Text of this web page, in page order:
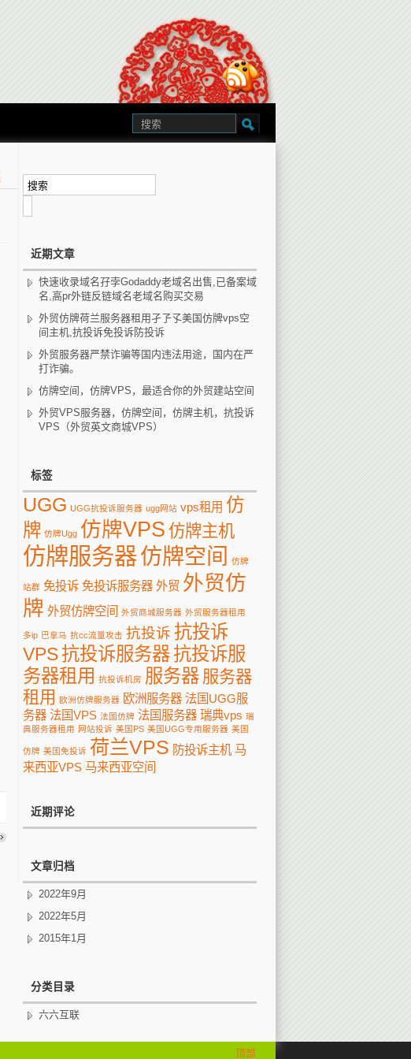
近期文章
快速收录域名孖孛Godaddy老域名出售,已备案域
名,高pr外链反链域名老域名购买交易
外贸仿牌荷兰服务器租用孑孒孓美国仿牌vps空
间主机,抗投诉免投诉防投诉
外贸服务器严禁诈骗等国内违法用途，国内在严
打诈骗。
仿牌空间，仿牌VPS，最适合你的外贸建站空间
外贸VPS服务器，仿牌空间，仿牌主机，抗投诉
VPS（外贸英文商城VPS）
标签
UGG UGG抗投诉服务器 ugg网站 vps租用 仿
牌 仿牌Ugg 仿牌VPS 仿牌主机
仿牌服务器仿牌空间 仿牌
站群 免投诉 免投诉服务器 外贸 外贸仿
牌 外贸仿牌空间 外贸商城服务器 外贸服务器租用
多ip 巴拿马 抗cc流量攻击 抗投诉 抗投诉
VPS抗投诉服务器抗投诉服
务器租用
抗投诉机房 服务器 服务器
租用 欧洲仿牌服务器 欧洲服务器 法国UGG服
务器 法国VPS 法国仿牌 法国服务器 瑞典vps 瑞
典服务器租用 网站投诉 美国PS 美国UGG专用服务器 美国
仿牌 美国免投诉 荷兰VPS 防投诉主机 马
来西亚VPS 马来西亚空间
近期评论
文章归档
2022年9月
2022年5月
2015年1月
分类目录
六六互联
顶部